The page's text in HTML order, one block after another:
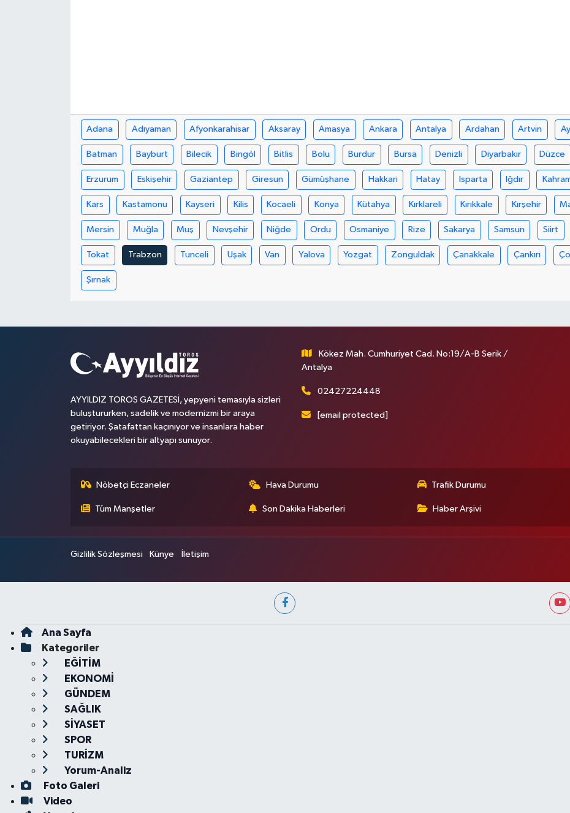
Adana Adıyaman Afyonkarahisar Aksaray Amasya Ankara Antalya Ardahan Artvin
Batman Bayburt Bilecik Bingöl Bitlis Bolu Burdur Bursa Denizli Diyarbakır Düzce
Erzurum Eskişehir Gaziantep Giresun Gümüşhane Hakkari Hatay Isparta Iğdır
Kars Kastamonu Kayseri Kilis Kocaeli Konya Kütahya Kırklareli Kırıkkale Kırşehir
Mersin Muğla Muş Nevşehir Niğde Ordu Osmaniye Rize Sakarya Samsun Siirt
Tokat Trabzon Tunceli Uşak Van Yalova Yozgat Zonguldak Çanakkale Çankırı
Şırnak
AYYILDIZ TOROS GAZETESİ, yepyeni temasıyla sizleri
buluştururken, sadelik ve modernizmi bir araya
getiriyor. Şatafattan kaçınıyor ve insanlara haber
okuyabilecekleri bir altyapı sunuyor.
Kökez Mah. Cumhuriyet Cad. No:19/A-B Serik /
Antalya
02427224448
[email protected]
Nöbetçi Eczaneler Hava Durumu Trafik Durumu
Tüm Manşetler Son Dakika Haberleri Haber Arşivi
Gizlilik Sözleşmesi Künye İletişim
Ana Sayfa
Kategoriler
EĞİTİM
EKONOMİ
GÜNDEM
SAĞLIK
SİYASET
SPOR
TURİZM
Yorum-Analiz
Foto Galeri
Video